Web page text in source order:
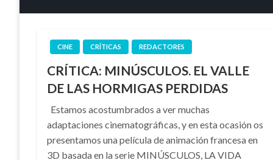
CINE CRÍTICAS REDACTORES
CRÍTICA: MINÚSCULOS. EL VALLE
DE LAS HORMIGAS PERDIDAS
Estamos acostumbrados a ver muchas
adaptaciones cinematográficas, y en esta ocasión os
presentamos una película de animación francesa en
3D basada en la serie MINÚSCULOS, LA VIDA